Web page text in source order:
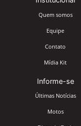
Quem somos
Equipe
Contato
Mídia Kit
Informe-se
Últimas Notícias
Motos